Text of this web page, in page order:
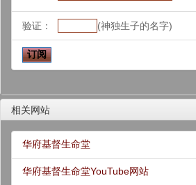
验证： (神独生子的名字)
相关网站
华府基督生命堂
华府基督生命堂YouTube网站